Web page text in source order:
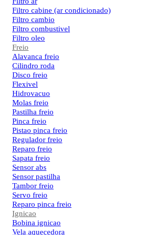
Filtro cabine (ar condicionado)
Filtro cambio
Filtro combustivel
Filtro oleo
Freio
Alavanca freio
Cilindro roda
Disco freio
Flexivel
Hidrovacuo
Molas freio
Pastilha freio
Pinca freio
Pistao pinca freio
Regulador freio
Reparo freio
Sapata freio
Sensor abs
Sensor pastilha
Tambor freio
Servo freio
Reparo pinca freio
Ignicao
Bobina ignicao
Vela aquecedora